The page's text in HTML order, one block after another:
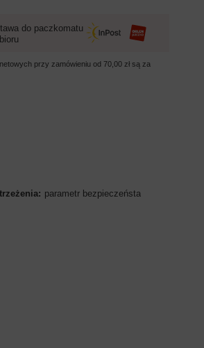
do paczkomatu
przy zamówieniu od 70,00 zł są za
parametr bezpieczeństa